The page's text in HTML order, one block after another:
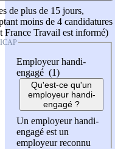
de plus de 15 jours,
moins de 4 candidatures
France Travail est informé)
Employeur handi-
engagé (1)
Qu'est-ce qu'un
employeur handi-
engagé ?
Un employeur handi-
engagé est un
employeur reconnu